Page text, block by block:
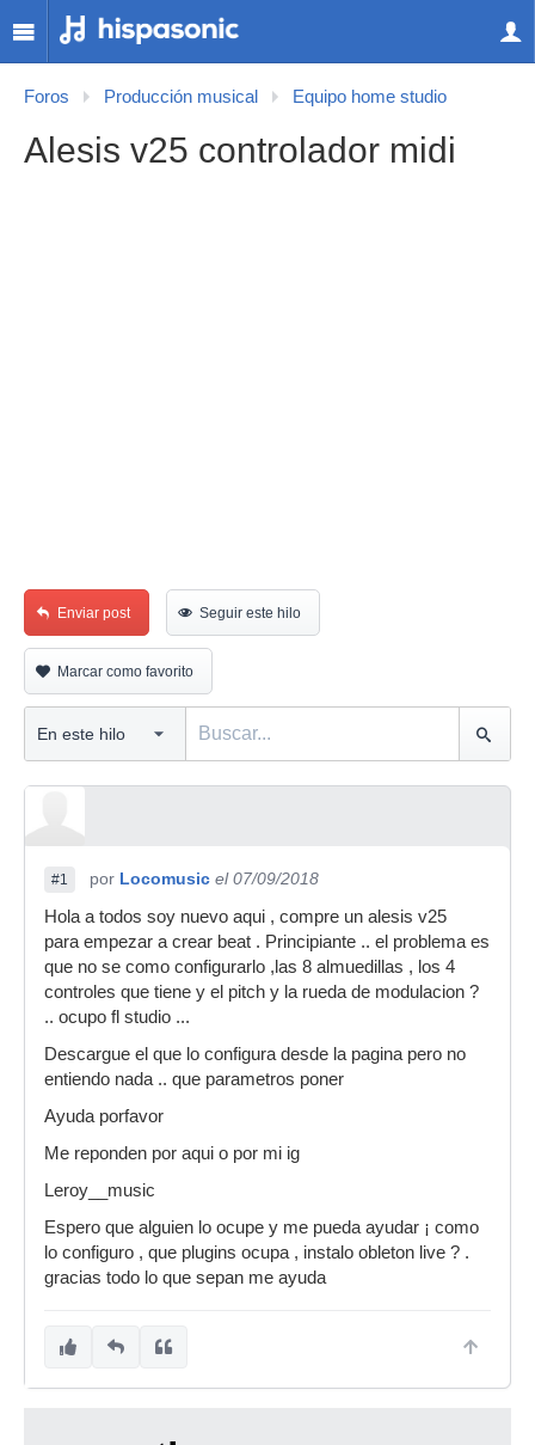
Foros Producción musical Equipo home studio
Alesis v25 controlador midi
Enviar post Seguir este hilo
Marcar como favorito
#1 por Locomusic el 07/09/2018
Hola a todos soy nuevo aqui , compre un alesis v25
para empezar a crear beat . Principiante .. el problema es
que no se como configurarlo ,las 8 almuedillas , los 4
controles que tiene y el pitch y la rueda de modulacion ?
.. ocupo fl studio ...
Descargue el que lo configura desde la pagina pero no
entiendo nada .. que parametros poner
Ayuda porfavor
Me reponden por aqui o por mi ig
Leroy__music
Espero que alguien lo ocupe y me pueda ayudar ¡ como
lo configuro , que plugins ocupa , instalo obleton live ? .
gracias todo lo que sepan me ayuda